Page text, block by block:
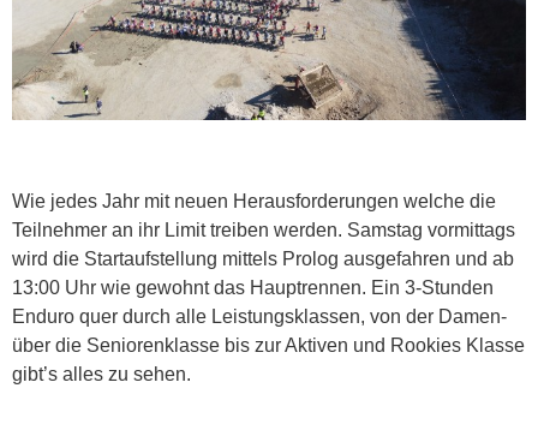
Wie jedes Jahr mit neuen Herausforderungen welche die
Teilnehmer an ihr Limit treiben werden. Samstag vormittags
wird die Startaufstellung mittels Prolog ausgefahren und ab
13:00 Uhr wie gewohnt das Hauptrennen. Ein 3-Stunden
Enduro quer durch alle Leistungsklassen, von der Damen-
über die Seniorenklasse bis zur Aktiven und Rookies Klasse
gibt’s alles zu sehen.